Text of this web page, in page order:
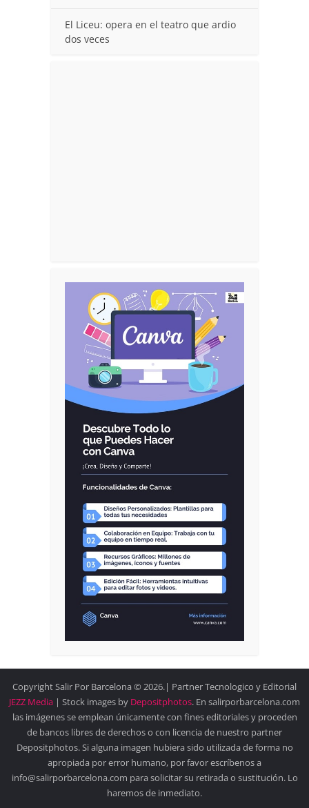
El Liceu: opera en el teatro que ardio
dos veces
Copyright Salir Por Barcelona © 2026.| Partner Tecnologico y Editorial
JEZZ Media | Stock images by Depositphotos. En salirporbarcelona.com
las imágenes se emplean únicamente con fines editoriales y proceden
de bancos libres de derechos o con licencia de nuestro partner
Depositphotos. Si alguna imagen hubiera sido utilizada de forma no
apropiada por error humano, por favor escríbenos a
info@salirporbarcelona.com para solicitar su retirada o sustitución. Lo
haremos de inmediato.